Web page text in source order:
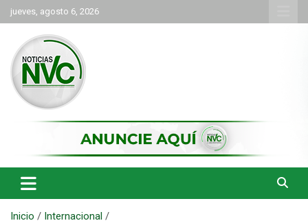
Saltar
al
contenido
jueves, agosto 6, 2026
NVC Noticias
Inicio
Internacional